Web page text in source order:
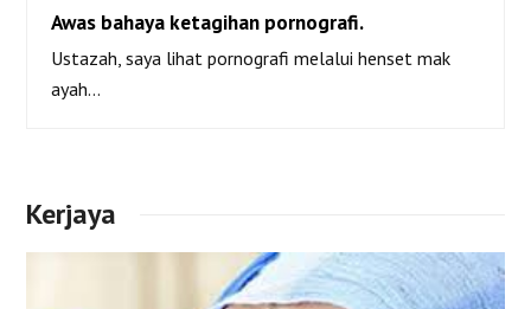
Awas bahaya ketagihan pornografi.
Awas bahaya ketagihan pornografi.
Ustazah, saya lihat pornografi melalui henset mak
ayah…
Kerjaya